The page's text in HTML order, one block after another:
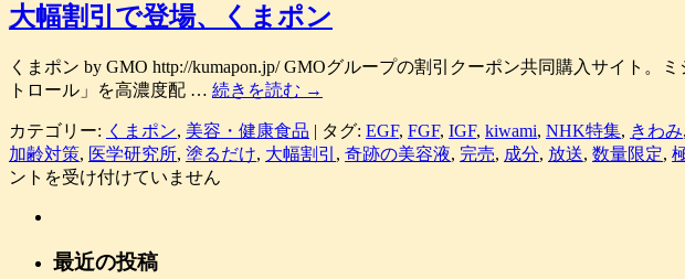
大幅割引で登場、くまポン
くまポン by GMO http://kumapon.jp/ GMOグループの割引クーポン共同購入サイト
トロール」を高濃度配 … 続きを読む →
カテゴリー: くまポン, 美容・健康食品 | タグ: EGF, FGF, IGF, kiwami, NHK特集, きわみ,
加齢対策, 医学研究所, 塗るだけ, 大幅割引 , 奇跡の美容液, 完売, 成分, 放送, 数量限定,
ントを受け付けていません
最近の投稿